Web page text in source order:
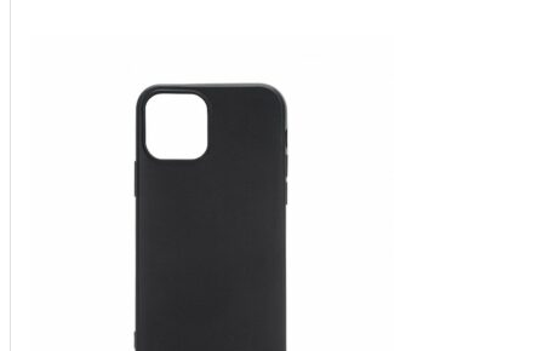
Protection
Rugged
Armor